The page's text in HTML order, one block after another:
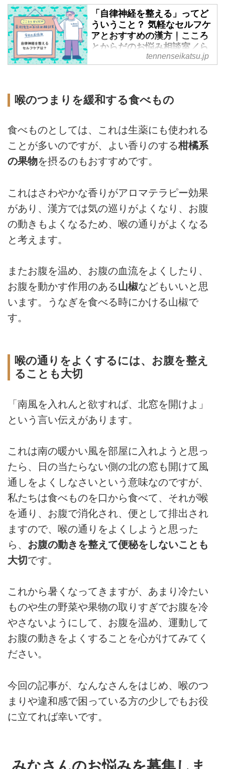
「自律神経を整える」ってど
ういうこと？ 気軽なセルフケ
アとおすすめの漢方｜こころ
とからだのお悩み相談室／ら
いむらクリニック・來村昌紀
だ」のお悩みや疑問について、頭
痛・漢方専門「らいむらクリニッ
回答。今回は、自律神経について
気になるという、ナオさんのお悩
tennenseikatsu.jp
喉のつまりを緩和する食べもの
食べものとしては、これは生薬にも使われる
ことが多いのですが、よい香りのする柑橘系
の果物を摂るのもおすすめです。
これはさわやかな香りがアロマテラピー効果
があり、漢方では気の巡りがよくなり、お腹
の動きもよくなるため、喉の通りがよくなる
と考えます。
またお腹を温め、お腹の血流をよくしたり、
お腹を動かす作用のある山椒などもいいと思
います。うなぎを食べる時にかける山椒で
す。
喉の通りをよくするには、お腹を整え
ることも大切
「南風を入れんと欲すれば、北窓を開けよ」
という言い伝えがあります。
これは南の暖かい風を部屋に入れようと思っ
たら、日の当たらない側の北の窓も開けて風
通しをよくしなさいという意味なのですが、
私たちは食べものを口から食べて、それが喉
を通り、お腹で消化され、便として排出され
ますので、喉の通りをよくしようと思った
ら、 お腹の動きを整えて便秘をしないことも
大切です。
これから暑くなってきますが、あまり冷たい
ものや生の野菜や果物の取りすぎでお腹を冷
やさないようにして、お腹を温め、運動して
お腹の動きをよくすることを心がけてみてく
ださい。
今回の記事が、なんなさんをはじめ、喉のつ
まりや違和感で困っている方の少しでもお役
に立てれば幸いです。
みなさんのお悩みを募集しま